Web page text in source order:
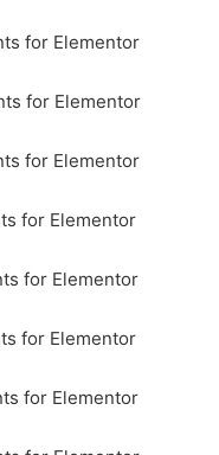
for Elementor
for Elementor
for Elementor
for Elementor
for Elementor
for Elementor
for Elementor